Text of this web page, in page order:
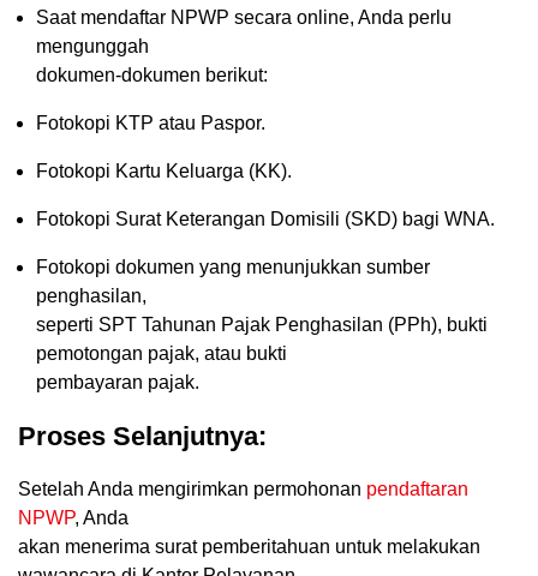
Saat mendaftar NPWP secara online, Anda perlu
mengunggah
dokumen-dokumen berikut:
Fotokopi KTP atau Paspor.
Fotokopi Kartu Keluarga (KK).
Fotokopi Surat Keterangan Domisili (SKD) bagi WNA.
Fotokopi dokumen yang menunjukkan sumber
penghasilan,
seperti SPT Tahunan Pajak Penghasilan (PPh), bukti
pemotongan pajak, atau bukti
pembayaran pajak.
Proses Selanjutnya:
Setelah Anda mengirimkan permohonan pendaftaran
NPWP, Anda
akan menerima surat pemberitahuan untuk melakukan